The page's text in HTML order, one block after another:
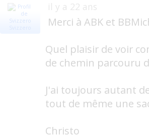
Svizzero
il y a 22 ans
Merci à ABK et
Quel plaisir de voir
de chemin parcouru
J'ai toujours autant
tout de même une
Christo